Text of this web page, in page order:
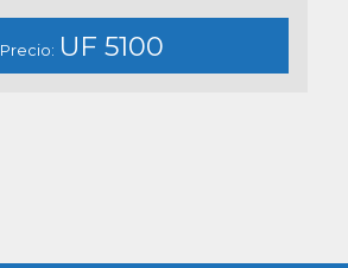
Precio: UF 5100